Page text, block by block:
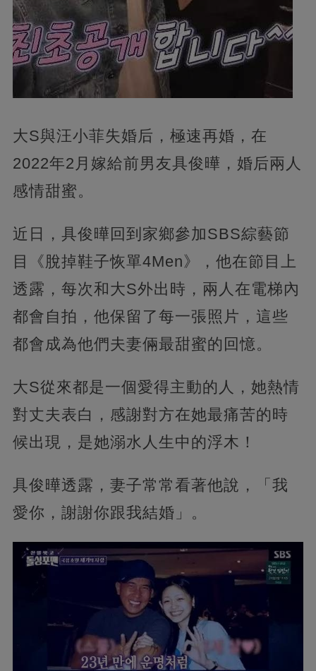
大S與汪小菲失婚后，極速再婚，在
2022年2月嫁給前男友具俊曄，婚后兩人
感情甜蜜。
近日，具俊曄回到家鄉參加SBS綜藝節
目《脫掉鞋子恢單4Men》，他在節目上
透露，每次和大S外出時，兩人在電梯內
都會自拍，他保留了每一張照片，這些
都會成為他們夫妻倆最甜蜜的回憶。
大S從來都是一個愛得主動的人，她熱情
對丈夫表白，感謝對方在她最痛苦的時
候出現，是她溺水人生中的浮木！
具俊曄透露，妻子常常看著他說，「我
愛你，謝謝你跟我結婚」。